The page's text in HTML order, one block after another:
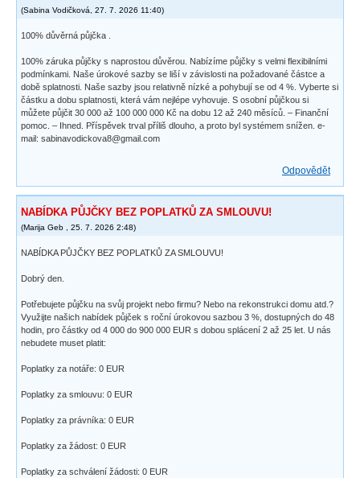
(Sabina Vodičková, 27. 7. 2026 11:40)
100% důvěrná půjčka .
100% záruka půjčky s naprostou důvěrou. Nabízíme půjčky s velmi flexibilními
podmínkami. Naše úrokové sazby se liší v závislosti na požadované částce a
době splatnosti. Naše sazby jsou relativně nízké a pohybují se od 4 %. Vyberte si
částku a dobu splatnosti, která vám nejlépe vyhovuje. S osobní půjčkou si
můžete půjčit 30 000 až 100 000 000 Kč na dobu 12 až 240 měsíců. – Finanční
pomoc. – Ihned. Příspěvek trval příliš dlouho, a proto byl systémem snížen. e-
mail: sabinavodickova8@gmail.com
Odpovědět
NABÍDKA PŮJČKY BEZ POPLATKŮ ZA SMLOUVU!
(Marija Geb , 25. 7. 2026 2:48)
NABÍDKA PŮJČKY BEZ POPLATKŮ ZA SMLOUVU!
Dobrý den.
Potřebujete půjčku na svůj projekt nebo firmu? Nebo na rekonstrukci domu atd.?
Využijte našich nabídek půjček s roční úrokovou sazbou 3 %, dostupných do 48
hodin, pro částky od 4 000 do 900 000 EUR s dobou splácení 2 až 25 let. U nás
nebudete muset platit:
Poplatky za notáře: 0 EUR
Poplatky za smlouvu: 0 EUR
Poplatky za právníka: 0 EUR
Poplatky za žádost: 0 EUR
Poplatky za schválení žádosti: 0 EUR